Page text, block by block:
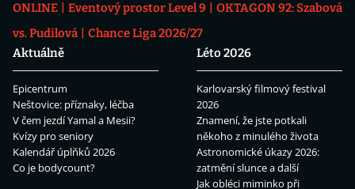
ONLINE
Eventový prostor Level 9
OKTAGON 92: Szabová
vs. Pudilová
Chance Liga 2026/27
Aktuálně
Epicentrum
Neštovice: příznaky, léčba
V čem jezdí Yamal a Mesii?
Kvízy pro seniory
Kalendář úplňků 2026
Co je bodycount?
Léto 2026
Karlovarský filmový festival
2026
Znamení, že jste potkali
někoho z minulého života
Astronomické úkazy 2026:
zatmění slunce a další
Jak obléci miminko při